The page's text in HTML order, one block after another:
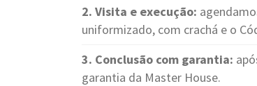
2. Visita e execução:
uniformizado, com crachá e o
3. Conclusão com garantia:
garantia da Master House.